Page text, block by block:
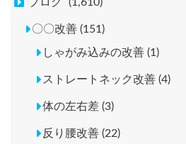
〇〇改善 (151)
しゃがみ込みの改善 (1)
ストレートネック改善 (4)
体の左右差 (3)
反り腰改善 (22)